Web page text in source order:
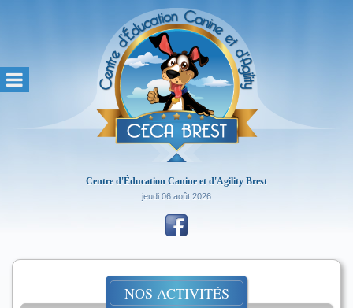
Centre d'Éducation Canine et d'Agility Brest
jeudi 06 août 2026
NOS ACTIVITÉS